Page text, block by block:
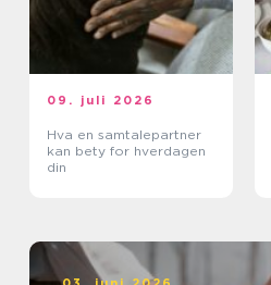
09. juli 2026
Hva en samtalepartner
kan bety for hverdagen
din